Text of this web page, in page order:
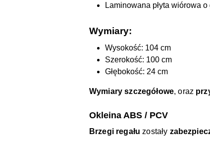
Laminowana płyta wiórowa
Wymiary:
Wysokość: 104 cm
Szerokość: 100 cm
Głębokość: 24 cm
Wymiary szczegółowe, oraz
Okleina ABS / PCV
Brzegi regałuzostały